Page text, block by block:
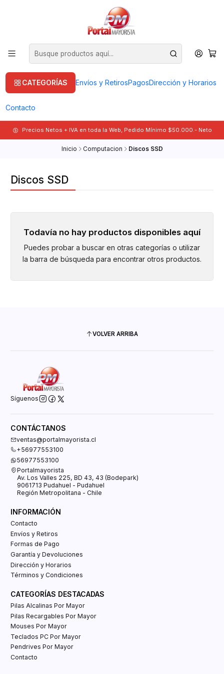
CATEGORÍAS Envíos y RetirosPagosDirección y Horarios
Contacto
Precios Netos + IVA en toda la Web, Pedido Mínimo $50.000.- Neto
Inicio Computacion Discos SSD
Discos SSD
Todavía no hay productos disponibles aquí
Puedes probar a buscar en otras categorías o utilizar
la barra de búsqueda para encontrar otros productos.
VOLVER ARRIBA
Síguenos
CONTÁCTANOS
ventas@portalmayorista.cl
+56977553100
56977553100
Portalmayorista
Av. Los Valles 225, BD 43, 43 (Bodepark)
9061713 Pudahuel - Pudahuel
Región Metropolitana - Chile
INFORMACIÓN
Contacto
Envíos y Retiros
Formas de Pago
Garantía y Devoluciones
Dirección y Horarios
Términos y Condiciones
CATEGORÍAS DESTACADAS
Pilas Alcalinas Por Mayor
Pilas Recargables Por Mayor
Mouses Por Mayor
Teclados PC Por Mayor
Pendrives Por Mayor
Contacto